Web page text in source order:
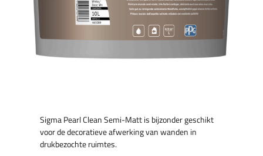
Sigma Pearl Clean Semi-Matt is bijzonder geschikt
voor de decoratieve afwerking van wanden in
drukbezochte ruimtes.